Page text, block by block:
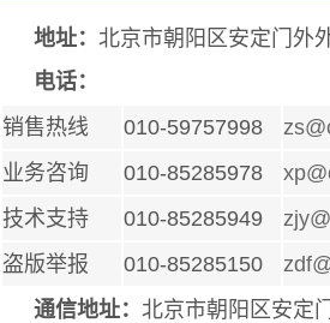
地址： 北京市朝阳区安定门外
电话：
销售热线
010-59757998
业务咨询
010-85285978
技术支持
010-85285949
盗版举报
010-85285150
通信地址： 北京市朝阳区安定